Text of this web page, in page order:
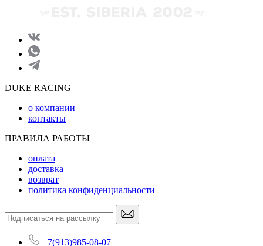
DUKE RACING
о компании
контакты
ПРАВИЛА РАБОТЫ
оплата
доставка
возврат
политика конфиденциальности
+7(913)985-08-07